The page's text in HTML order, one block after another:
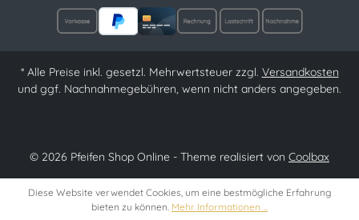
* Alle Preise inkl. gesetzl. Mehrwertsteuer zzgl. Versandkosten
und ggf. Nachnahmegebühren, wenn nicht anders angegeben.
© 2026 Pfeifen Shop Online - Theme realisiert von Coolbax
Diese Website verwendet Cookies, um eine bestmögliche Erfahrung
bieten zu können. Mehr Informationen ...